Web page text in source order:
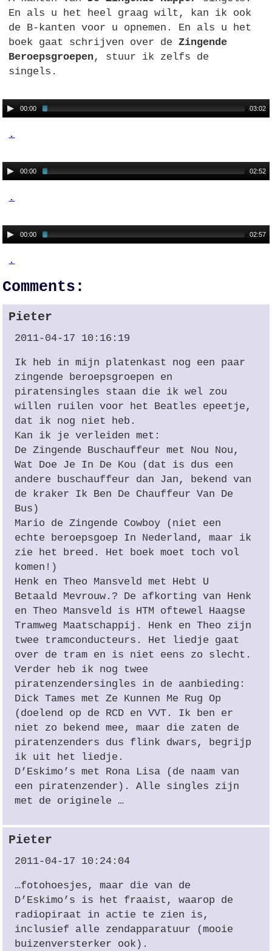
En als u het heel graag wilt, kan ik ook
de B-kanten voor u opnemen. En als u het
boek gaat schrijven over deZingende
Beroepsgroepen, stuur ik zelfs de
singels.
00:00 03:02
.
00:00 02:52
.
00:00 02:57
.
Comments:
Pieter
2011-04-17 10:16:19
Ik heb in mijn platenkast nog een paar
zingende beroepsgroepen en
piratensingles staan die ik wel zou
willen ruilen voor het Beatles epeetje,
dat ik nog niet heb.
Kan ik je verleiden met:
De Zingende Buschauffeur met Nou Nou,
Wat Doe Je In De Kou (dat is dus een
andere buschauffeur dan Jan, bekend van
de kraker Ik Ben De Chauffeur Van De
Bus)
Mario de Zingende Cowboy (niet een
echte beroepsgoep In Nederland, maar ik
zie het breed. Het boek moet toch vol
komen!)
Henk en Theo Mansveld met Hebt U
Betaald Mevrouw.? De afkorting van Henk
en Theo Mansveld is HTM oftewel Haagse
Tramweg Maatschappij. Henk en Theo zijn
twee tramconducteurs. Het liedje gaat
over de tram en is niet eens zo slecht.
Verder heb ik nog twee
piratenzendersingles in de aanbieding:
Dick Tames met Ze Kunnen Me Rug Op
(doelend op de RCD enVVT . Ik ben er
niet zo bekend mee, maar die zaten de
piratenzenders dus flink dwars, begrijp
ik uit het liedje.
D’Eskimo’s met Rona Lisa (de naam van
een piratenzender). Alle singles zijn
met de originele …
Pieter
2011-04-17 10:24:04
…fotohoesjes, maar die van de
D’Eskimo’s is het fraaist, waarop de
radiopiraat in actie te zien is,
inclusief alle zendapparatuur (mooie
buizenversterker ook).